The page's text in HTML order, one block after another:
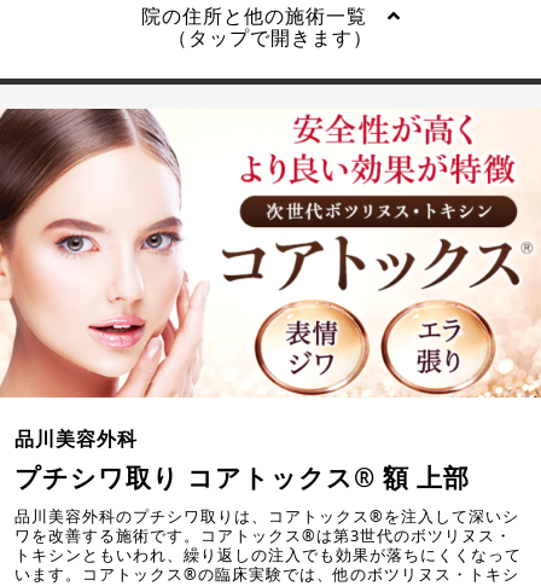
院の住所と他の施術一覧
（タップで開きます）
品川美容外科
プチシワ取り コアトックス® 額 上部
品川美容外科のプチシワ取りは、コアトックス®を注入して深いシ
ワを改善する施術です。コアトックス®は第3世代のボツリヌス・
トキシンともいわれ、繰り返しの注入でも効果が落ちにくくなって
います。コアトックス®の臨床実験では、他のボツリヌス・トキシ